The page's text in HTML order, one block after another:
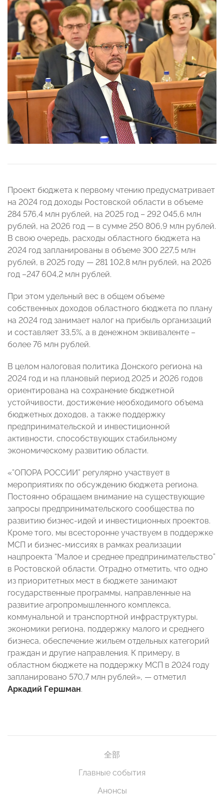
Проект бюджета к первому чтению предусматривает
на 2024 год доходы Ростовской области в объеме
284 576,4 млн рублей, на 2025 год – 292 045,6 млн
рублей, на 2026 год — в сумме 250 806,9 млн рублей.
В свою очередь, расходы областного бюджета на
2024 год запланированы в объеме 300 227,5 млн
рублей, в 2025 году — 281 102,8 млн рублей, на 2026
год –247 604,2 млн рублей.
При этом удельный вес в общем объеме
собственных доходов областного бюджета по плану
на 2024 год занимает налог на прибыль организаций
и составляет 33,5%, а в денежном эквиваленте –
более 76 млн рублей.
В целом налоговая политика Донского региона на
2024 год и на плановый период 2025 и 2026 годов
ориентирована на сохранение бюджетной
устойчивости, достижение необходимого объема
бюджетных доходов, а также поддержку
предпринимательской и инвестиционной
активности, способствующих стабильному
экономическому развитию области.
«”ОПОРА РОССИИ” регулярно участвует в
мероприятиях по обсуждению бюджета региона.
Постоянно обращаем внимание на существующие
запросы предпринимательского сообщества по
развитию бизнес-идей и инвестиционных проектов.
Кроме того, мы всесторонне участвуем в поддержке
МСП и бизнес-миссиях в рамках реализации
нацпроекта “Малое и среднее предпринимательство”
в Ростовской области. Отрадно отметить, что одно
из приоритетных мест в бюджете занимают
государственные программы, направленные на
развитие агропромышленного комплекса,
коммунальной и транспортной инфраструктуры,
экономики региона, поддержку малого и среднего
бизнеса, обеспечение жильем отдельных категорий
граждан и другие направления. К примеру, в
областном бюджете на поддержку МСП в 2024 году
запланировано 570,7 млн рублей», — отметил
Аркадий Гершман.
全部
Главные события
Анонсы